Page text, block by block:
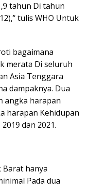
tahun Di tahun
tulis WHO Untuk
bagaimana
merata Di seluruh
Asia Tenggara
dampaknya. Dua
angka harapan
harapan Kehidupan
dan 2021.
Barat hanya
Pada dua